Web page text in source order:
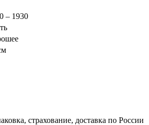
– 1930
страхование, доставка по России